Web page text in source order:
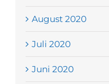
August 2020
Juli 2020
Juni 2020